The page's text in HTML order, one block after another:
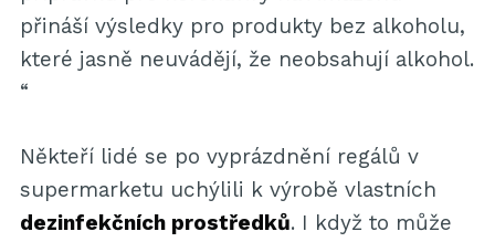
přináší výsledky pro produkty bez alkoholu,
které jasně neuvádějí, že neobsahují alkohol.
“
Někteří lidé se po vyprázdnění regálů v
supermarketu uchýlili k výrobě vlastních
dezinfekčních prostředků. I když to může